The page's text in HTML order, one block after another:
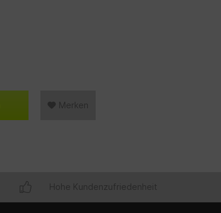
Merken
Hohe Kundenzufriedenheit